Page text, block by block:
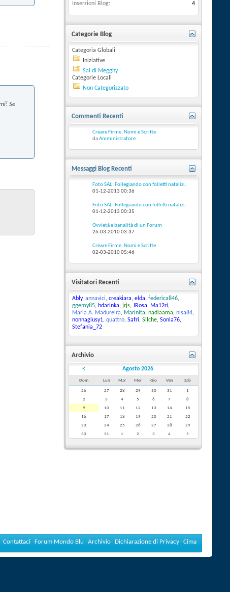
Se
Inserzioni Blog
4
Categorie Blog
Categoria Globali
Iniziative
Sal di Megghy
Categorie Locali
Non Categorizzato
Commenti Recenti
Creare Firme, Nomi e Scritte
daAmministratore
Messaggi Blog Recenti
Foto SAL: Follegiando con folletti natalizi.
01-12-2013 00:36
Foto SAL: Follegiando con folletti natalizi.
01-12-2013 00:35
Ovvietà e banalità di un Forum
26-03-201003:37
Creare Firme, Nomi e Scritte
02-03-201005:46
Visitatori Recenti
Ably, annavici, creakiara, elda, federica846,
ggemy85, hdarinka, jrjs, JRosa, Ma12ri,
Maria A. Madureira, Marinita, nadiaama, nisa84,
nonnagiusy1, quattro, Safri, Silche, Sonia76,
Stefania_72
Archivio
< Agosto 2026
Dom Lun Mar Mer Gio Ven Sab
26 27 28 29 30 31
1
2
3 4 5 6 7
8
9
10 11 12 13 14
15
16
17 18 19 20 21
22
23
24 25 26 27 28
29
30
31 1 2 3 4 5
Contattaci Forum Mondo Blu Archivio Dichiarazione di Privacy Cima